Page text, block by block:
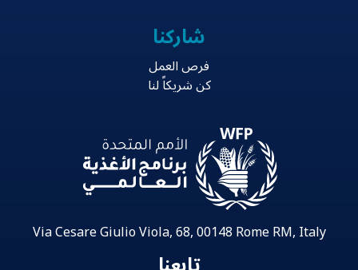
شاركنا
فرص العمل
كن شريكاً لنا
Via Cesare Giulio Viola, 68, 00148 Rome RM, Italy